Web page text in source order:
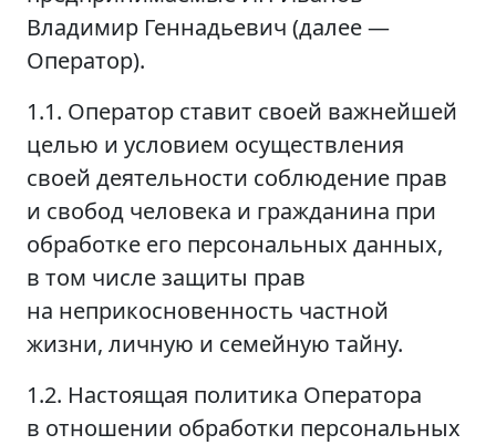
Владимир Геннадьевич (далее —
Оператор).
1.1. Оператор ставит своей важнейшей
целью и условием осуществления
своей деятельности соблюдение прав
и свобод человека и гражданина при
обработке его персональных данных,
в том числе защиты прав
на неприкосновенность частной
жизни, личную и семейную тайну.
1.2. Настоящая политика Оператора
в отношении обработки персональных